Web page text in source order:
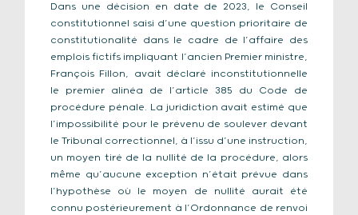
Dans une décision en date de 2023, le Conseil
constitutionnel saisi d’une question prioritaire de
constitutionalité dans le cadre de l’affaire des
emplois fictifs impliquant l’ancien Premier ministre,
François Fillon, avait déclaré inconstitutionnelle
le premier alinéa de l’article 385 du Code de
procédure pénale. La juridiction avait estimé que
l’impossibilité pour le prévenu de soulever devant
le Tribunal correctionnel, à l’issu d’une instruction,
un moyen tiré de la nullité de la procédure, alors
même qu’aucune exception n’était prévue dans
l’hypothèse où le moyen de nullité aurait été
connu postérieurement à l’Ordonnance de renvoi